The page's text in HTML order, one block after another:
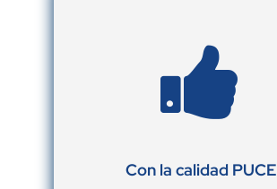

Con la calidad PUCE